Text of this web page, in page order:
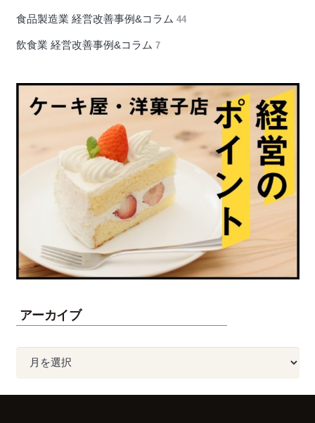
食品製造業 経営改善事例&コラム 44
飲食業 経営改善事例&コラム 7
アーカイブ